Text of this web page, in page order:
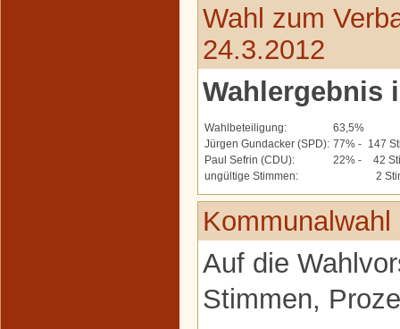
Wahl zum
24.3.2012
Wahlergebnis
Wahlbeteiligung:
63,5%
Jürgen Gundacker (SPD): 77% - 147
Paul Sefrin (CDU):
22% -
42
ungültige Stimmen:
2
Auf die
Stimmen,